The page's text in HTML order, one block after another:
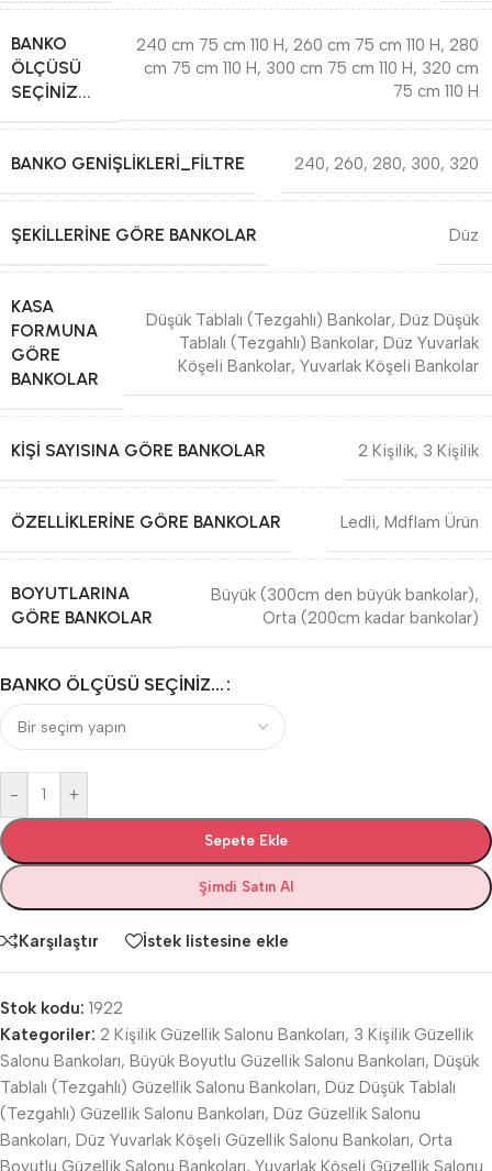
BANKO
ÖLÇÜSÜ
SEÇINIZ...
240 cm 75 cm 110 H, 260 cm 75 cm 110 H, 280
cm 75 cm 110 H, 300 cm 75 cm 110 H, 320 cm
75 cm 110 H
BANKO GENIŞLIKLERI_FILTRE 240, 260, 280, 300, 320
ŞEKILLERINE GÖRE BANKOLAR Düz
KASA
FORMUNA
GÖRE
BANKOLAR
Düşük Tablalı (Tezgahlı) Bankolar, Düz Düşük
Tablalı (Tezgahlı) Bankolar, Düz Yuvarlak
Köşeli Bankolar, Yuvarlak Köşeli Bankolar
KIŞI SAYISINA GÖRE BANKOLAR 2 Kişilik, 3 Kişilik
ÖZELLIKLERINE GÖRE BANKOLAR Ledli, Mdflam Ürün
BOYUTLARINA
GÖRE BANKOLAR
Büyük (300cm den büyük bankolar),
Orta (200cm kadar bankolar)
BANKO ÖLÇÜSÜ SEÇINIZ...
- +
Sepete Ekle
Şimdi Satın Al
Karşılaştır İstek listesine ekle
Stok kodu: 1922
Kategoriler: 2 Kişilik Güzellik Salonu Bankoları, 3 Kişilik Güzellik
Salonu Bankoları, Büyük Boyutlu Güzellik Salonu Bankoları, Düşük
Tablalı (Tezgahlı) Güzellik Salonu Bankoları, Düz Düşük Tablalı
(Tezgahlı) Güzellik Salonu Bankoları, Düz Güzellik Salonu
Bankoları, Düz Yuvarlak Köşeli Güzellik Salonu Bankoları, Orta
Boyutlu Güzellik Salonu Bankoları, Yuvarlak Köşeli Güzellik Salonu